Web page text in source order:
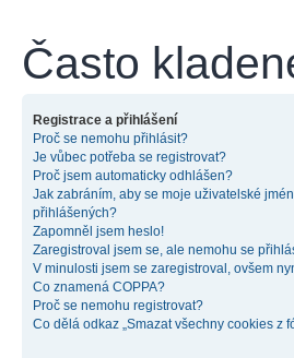
Často
Registrace a přihlášení
Proč se nemohu přihlásit?
Je vůbec potřeba se registrovat?
Proč jsem automaticky odhlášen?
Jak zabráním, aby se moje uživatelské
přihlášených?
Zapomněl jsem heslo!
Zaregistroval jsem se, ale nemohu se
V minulosti jsem se zaregistroval, ovšem
Co znamená COPPA?
Proč se nemohu registrovat?
Co dělá odkaz „Smazat všechny cookies z